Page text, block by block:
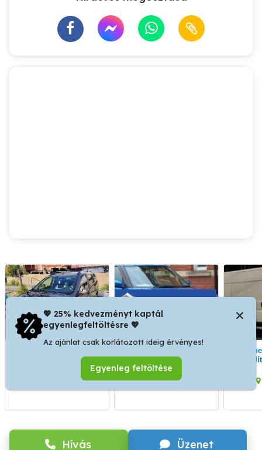
Hívás Üzenet
Budapest repülőtér
közelében
XVII. kerület
💖 25% kedvezményt kaptál
egyenlegfeltöltésre 💖
Az ajánlat csak korlátozott ideig érvényes!
Egyenleg feltöltése